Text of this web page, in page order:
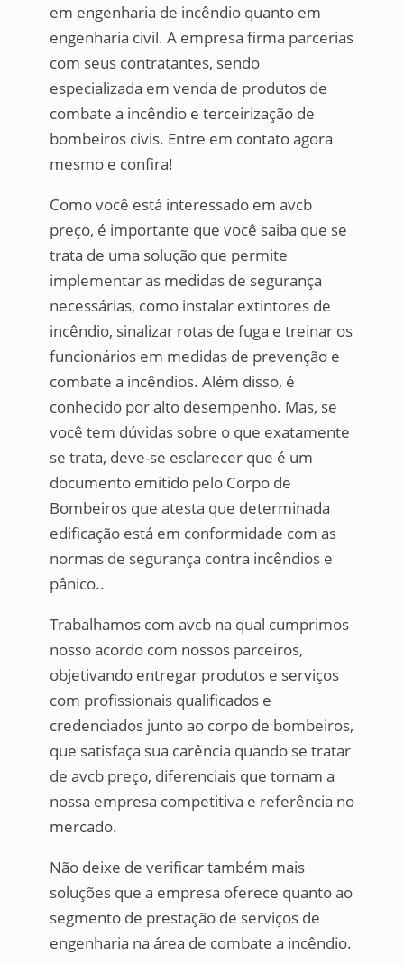
em engenharia de incêndio quanto em
engenharia civil. A empresa firma parcerias
com seus contratantes, sendo
especializada em venda de produtos de
combate a incêndio e terceirização de
bombeiros civis. Entre em contato agora
mesmo e confira!
Como você está interessado em avcb
preço, é importante que você saiba que se
trata de uma solução que permite
implementar as medidas de segurança
necessárias, como instalar extintores de
incêndio, sinalizar rotas de fuga e treinar os
funcionários em medidas de prevenção e
combate a incêndios. Além disso, é
conhecido por alto desempenho. Mas, se
você tem dúvidas sobre o que exatamente
se trata, deve-se esclarecer que é um
documento emitido pelo Corpo de
Bombeiros que atesta que determinada
edificação está em conformidade com as
normas de segurança contra incêndios e
pânico..
Trabalhamos com avcb na qual cumprimos
nosso acordo com nossos parceiros,
objetivando entregar produtos e serviços
com profissionais qualificados e
credenciados junto ao corpo de bombeiros,
que satisfaça sua carência quando se tratar
de avcb preço, diferenciais que tornam a
nossa empresa competitiva e referência no
mercado.
Não deixe de verificar também mais
soluções que a empresa oferece quanto ao
segmento de prestação de serviços de
engenharia na área de combate a incêndio.